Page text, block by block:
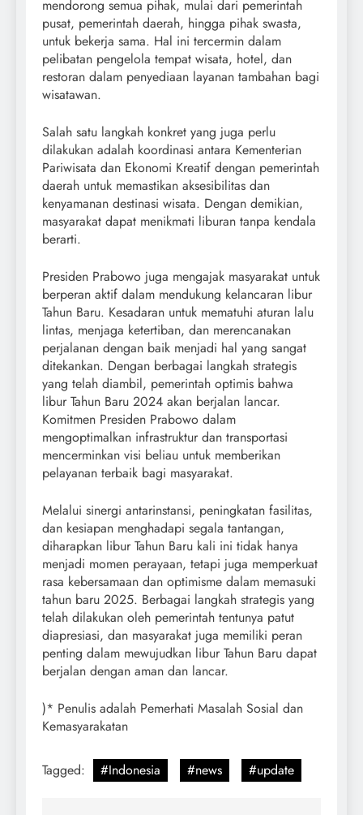
mendorong semua pihak, mulai dari pemerintah
pusat, pemerintah daerah, hingga pihak swasta,
untuk bekerja sama. Hal ini tercermin dalam
pelibatan pengelola tempat wisata, hotel, dan
restoran dalam penyediaan layanan tambahan bagi
wisatawan.
Salah satu langkah konkret yang juga perlu
dilakukan adalah koordinasi antara Kementerian
Pariwisata dan Ekonomi Kreatif dengan pemerintah
daerah untuk memastikan aksesibilitas dan
kenyamanan destinasi wisata. Dengan demikian,
masyarakat dapat menikmati liburan tanpa kendala
berarti.
Presiden Prabowo juga mengajak masyarakat untuk
berperan aktif dalam mendukung kelancaran libur
Tahun Baru. Kesadaran untuk mematuhi aturan lalu
lintas, menjaga ketertiban, dan merencanakan
perjalanan dengan baik menjadi hal yang sangat
ditekankan. Dengan berbagai langkah strategis
yang telah diambil, pemerintah optimis bahwa
libur Tahun Baru 2024 akan berjalan lancar.
Komitmen Presiden Prabowo dalam
mengoptimalkan infrastruktur dan transportasi
mencerminkan visi beliau untuk memberikan
pelayanan terbaik bagi masyarakat.
Melalui sinergi antarinstansi, peningkatan fasilitas,
dan kesiapan menghadapi segala tantangan,
diharapkan libur Tahun Baru kali ini tidak hanya
menjadi momen perayaan, tetapi juga memperkuat
rasa kebersamaan dan optimisme dalam memasuki
tahun baru 2025. Berbagai langkah strategis yang
telah dilakukan oleh pemerintah tentunya patut
diapresiasi, dan masyarakat juga memiliki peran
penting dalam mewujudkan libur Tahun Baru dapat
berjalan dengan aman dan lancar.
)* Penulis adalah Pemerhati Masalah Sosial dan
Kemasyarakatan
Tagged: #Indonesia #news #update